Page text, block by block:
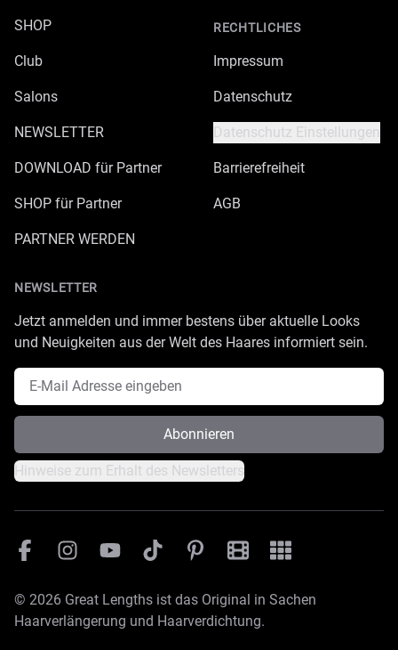
SHOP
Club
Salons
NEWSLETTER
DOWNLOAD für Partner
SHOP für Partner
PARTNER WERDEN
RECHTLICHES
Impressum
Datenschutz
Datenschutz Einstellungen
Barrierefreiheit
AGB
NEWSLETTER
Jetzt anmelden und immer bestens über aktuelle Looks
und Neuigkeiten aus der Welt des Haares informiert sein.
E-Mail Adresse
Abonnieren
Hinweise zum Erhalt des Newsletters
FacebookInstagramYouTubeTikTok PinterestGreat Lengths
Great Lengths -
© 2026 Great Lengths ist das Original in Sachen
Haarverlängerung und Haarverdichtung.